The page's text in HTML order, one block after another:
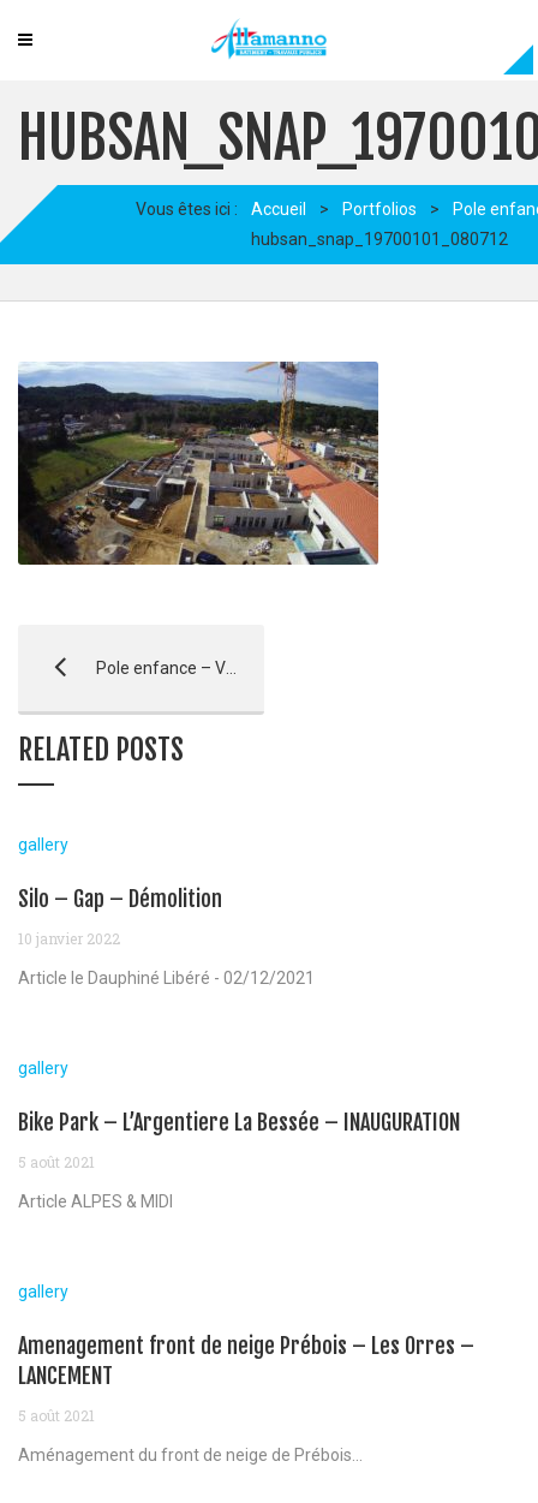
Vous êtes ici : Accueil > Portfolios >
Pole
hubsan_snap_19700101_080712
Pole enfance – Ventabren
RELATED POSTS
gallery
Silo – Gap – Démolition
10 janvier 2022
Article le Dauphiné Libéré - 02/12/2021
gallery
Bike Park – L’Argentiere La Bessée – INAUGURATION
5 août 2021
Article ALPES & MIDI
gallery
Amenagement front de neige Prébois – Les Orres –
LANCEMENT
5 août 2021
Aménagement du front de neige de Prébois...